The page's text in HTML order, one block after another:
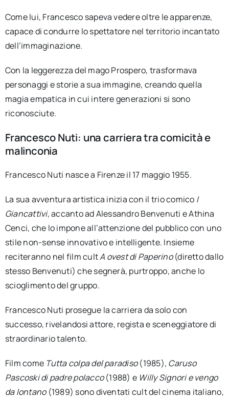
Come lui, Francesco sapeva vedere oltre le apparenze,
capace di condurre lo spettatore nel territorio incantato
dell’immaginazione.
Con la leggerezza del mago Prospero, trasformava
personaggi e storie a sua immagine, creando quella
magia empatica in cui intere generazioni si sono
riconosciute.
Francesco Nuti: una carriera tra comicità e
malinconia
Francesco Nuti nasce a Firenze il 17 maggio 1955.
La sua avventura artistica inizia con il trio comico I
Giancattivi, accanto ad Alessandro Benvenuti e Athina
Cenci, che lo impone all’attenzione del pubblico con uno
stile non-sense innovativo e intelligente. Insieme
reciteranno nel film cultA ovest di Paperino(diretto dallo
stesso Benvenuti) che segnerà, purtroppo, anche lo
scioglimento del gruppo.
Francesco Nuti prosegue la carriera da solo con
successo, rivelandosi attore, regista e sceneggiatore di
straordinario talento.
Film come Tutta colpa del paradiso(1985), Caruso
Pascoski di padre polacco(1988) e Willy Signori e vengo
da lontano(1989) sono diventati cult del cinema italiano,